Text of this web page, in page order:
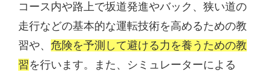
コース内や路上で坂道発進やバック、狭い道の
走行などの基本的な運転技術を高めるための教
習や、 危険を予測して避ける力を養うための教
習を行います。また、シミュレーターによる